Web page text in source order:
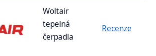
Woltair
tepelná
čerpadla
Recenze